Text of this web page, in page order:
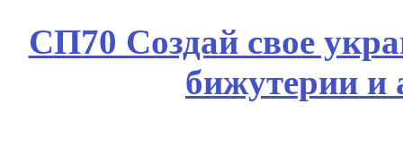
СП70 Создай свое
бижутерии и